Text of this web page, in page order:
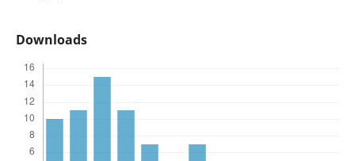
Downloads